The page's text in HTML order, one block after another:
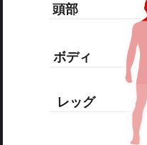
頭部
ボディ
レッグ